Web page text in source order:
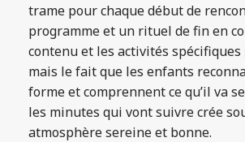
trame pour chaque début de
programme et un rituel de fin en
contenu et les activités
mais le fait que les enfants
forme et comprennent ce qu’il va
les minutes qui vont suivre crée
atmosphère sereine et bonne.